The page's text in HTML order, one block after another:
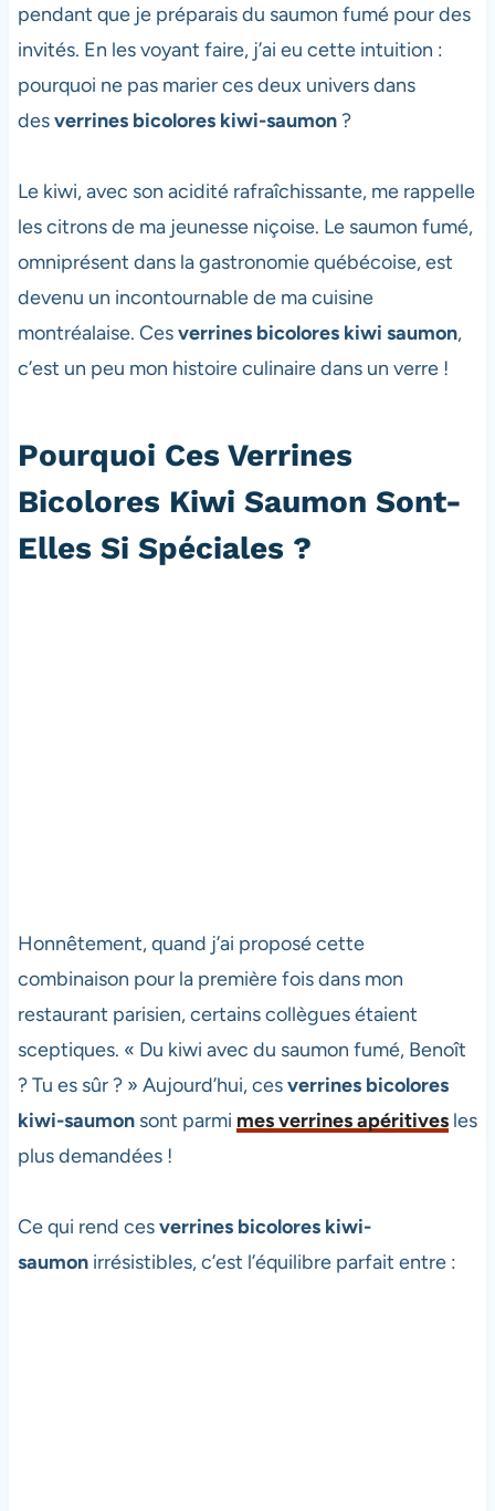
pendant que je préparais du saumon fumé pour des
invités. En les voyant faire, j’ai eu cette intuition :
pourquoi ne pas marier ces deux univers dans
desverrines bicolores kiwi-saumon?
Le kiwi, avec son acidité rafraîchissante, me rappelle
les citrons de ma jeunesse niçoise. Le saumon fumé,
omniprésent dans la gastronomie québécoise, est
devenu un incontournable de ma cuisine
montréalaise. Cesverrines bicolores kiwi saumon,
c’est un peu mon histoire culinaire dans un verre !
Pourquoi Ces Verrines
Bicolores Kiwi Saumon Sont-
Elles Si Spéciales ?
Honnêtement, quand j’ai proposé cette
combinaison pour la première fois dans mon
restaurant parisien, certains collègues étaient
sceptiques. « Du kiwi avec du saumon fumé, Benoît
? Tu es sûr ? » Aujourd’hui, cesverrines bicolores
kiwi-saumonsont parmi mes verrines apéritivesles
plus demandées !
Ce qui rend cesverrines bicolores kiwi-
saumonirrésistibles, c’est l’équilibre parfait entre :